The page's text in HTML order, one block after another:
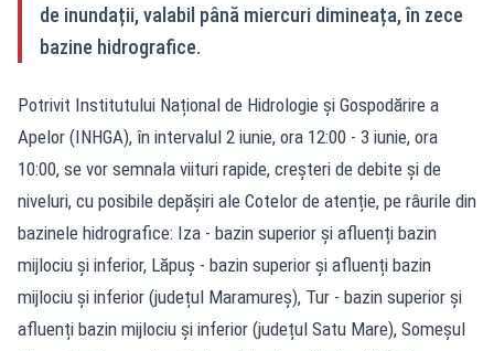
de inundații, valabil până miercuri dimineața, în zece
bazine hidrografice.
Potrivit Institutului Național de Hidrologie și Gospodărire a
Apelor (INHGA), în intervalul 2 iunie, ora 12:00 - 3 iunie, ora
10:00, se vor semnala viituri rapide, creșteri de debite și de
niveluri, cu posibile depășiri ale Cotelor de atenție, pe râurile din
bazinele hidrografice: Iza - bazin superior și afluenți bazin
mijlociu și inferior, Lăpuș - bazin superior și afluenți bazin
mijlociu și inferior (județul Maramureș), Tur - bazin superior și
afluenți bazin mijlociu și inferior (județul Satu Mare), Someșul